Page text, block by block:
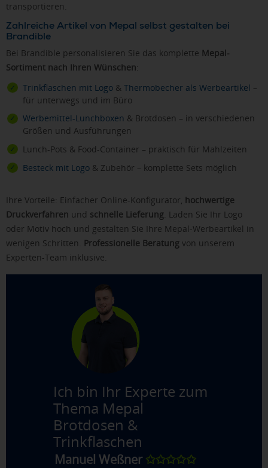
transportieren.
Zahlreiche Artikel von Mepal selbst gestalten bei
Brandible
Bei Brandible personalisieren Sie das komplette Mepal-
Sortiment nach Ihren Wünschen:
Trinkflaschen mit Logo & Thermobecher als Werbeartikel –
für unterwegs und im Büro
Werbemittel-Lunchboxen & Brotdosen – in verschiedenen
Größen und Ausführungen
Lunch-Pots & Food-Container – praktisch für Mahlzeiten
Besteck mit Logo & Zubehör – komplette Sets möglich
Ihre Vorteile: Einfacher Online-Konfigurator, hochwertige
Druckverfahren und schnelle Lieferung . Laden Sie Ihr Logo
oder Motiv hoch und gestalten Sie Ihre Mepal-Werbeartikel in
wenigen Schritten.
Professionelle Beratung von unserem
Experten-Team inklusive.
Ich bin Ihr Experte zum
Thema Mepal
Brotdosen &
Trinkflaschen
Manuel Weßner✩✩✩✩✩